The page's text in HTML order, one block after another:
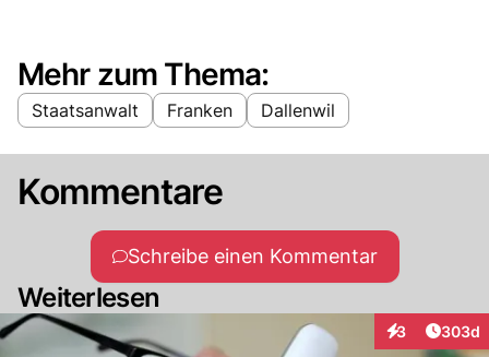
Mehr zum Thema:
Staatsanwalt Franken Dallenwil
Kommentare
Schreibe einen Kommentar
Weiterlesen
3
Interaktionen
303d